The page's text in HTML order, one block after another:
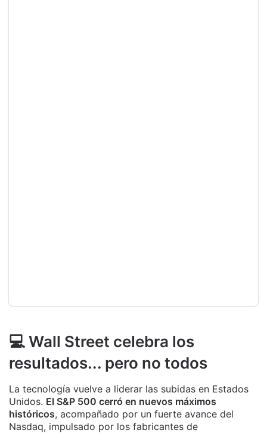
💻 Wall Street celebra los
resultados... pero no todos
La tecnología vuelve a liderar las subidas en Estados
Unidos. El S&P 500 cerró en nuevos máximos
históricos, acompañado por un fuerte avance del
Nasdaq, impulsado por los fabricantes de